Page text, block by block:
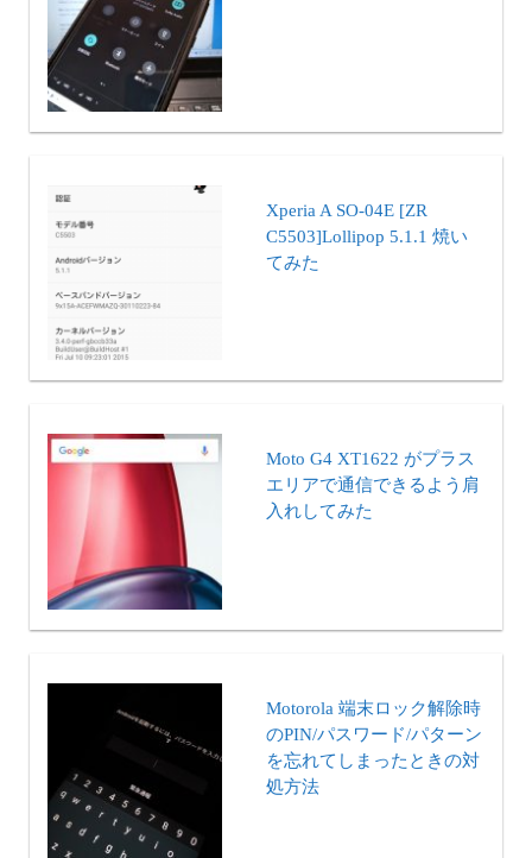
Xperia A SO-04E [ZR
C5503]Lollipop 5.1.1 焼い
てみた
Moto G4 XT1622 がプラス
エリアで通信できるよう肩
入れしてみた
Motorola 端末ロック解除時
のPIN/パスワード/パターン
を忘れてしまったときの対
処方法